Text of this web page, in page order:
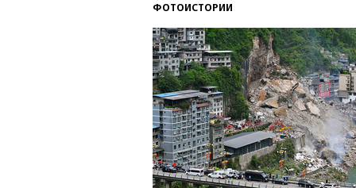
ФОТОИСТОРИИ